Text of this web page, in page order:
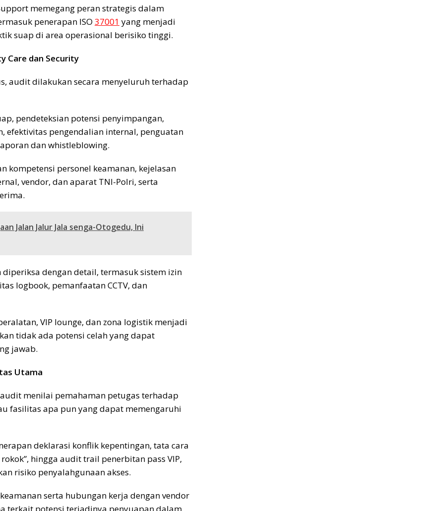
memegang peran strategis dalam
penerapan ISO 37001 yang menjadi
suap di area operasional berisiko tinggi.
Care dan Security
audit dilakukan secara menyeluruh terhadap
pendeteksian potensi penyimpangan,
efektivitas pengendalian internal, penguatan
dan whistleblowing.
kompetensi personel keamanan, kejelasan
vendor, dan aparat TNI-Polri, serta
Jalan Jalur Jala senga-Otogedu, Ini
diperiksa dengan detail, termasuk sistem izin
logbook, pemanfaatan CCTV, dan
VIP lounge, dan zona logistik menjadi
tidak ada potensi celah yang dapat
jawab.
Utama
menilai pemahaman petugas terhadap
fasilitas apa pun yang dapat memengaruhi
deklarasi konflik kepentingan, tata cara
hingga audit trail penerbitan pass VIP,
risiko penyalahgunaan akses.
serta hubungan kerja dengan vendor
terkait potensi terjadinya penyuapan dalam